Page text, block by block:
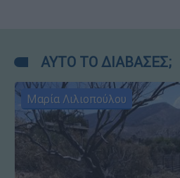
ΑΥΤΟ ΤΟ ΔΙΑΒΑΣΕΣ;
Μαρία Λιλιοπούλου